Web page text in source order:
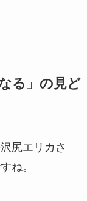
る」の見ど
尻エリカさ
ね。